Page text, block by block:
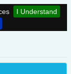
I Understand